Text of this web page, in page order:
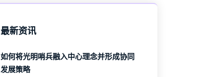
最新资讯
如何将光明哨兵融入中心理念并形成协同
发展策略